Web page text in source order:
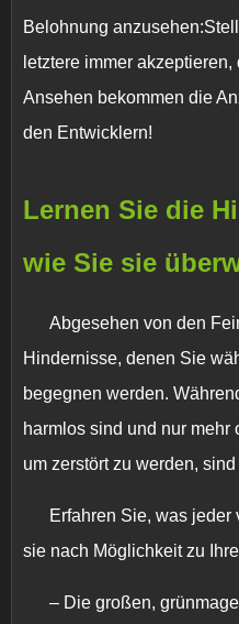
Belohnung
letztere immer
Ansehen bekommen die
den Entwicklern!
Lernen Sie die
wie Sie sie
Abgesehen von den
Hindernisse, denen Sie
begegnen werden.
harmlos sind und nur
um zerstört zu werden,
Erfahren Sie, was
sie nach Möglichkeit zu
– Die großen,